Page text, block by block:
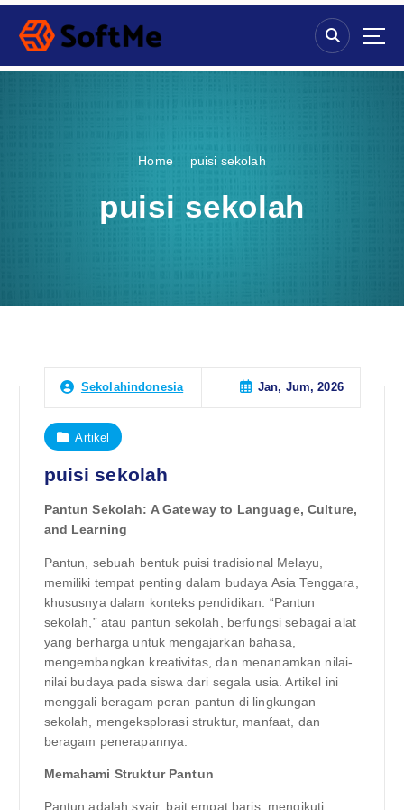
S
p
Home puisi sekolah
puisi sekolah
Sekolahindonesia Jan, Jum, 2026
Artikel
puisi sekolah
Pantun Sekolah: A Gateway to Language, Culture,
and Learning
Pantun, sebuah bentuk puisi tradisional Melayu,
memiliki tempat penting dalam budaya Asia Tenggara,
khususnya dalam konteks pendidikan. “Pantun
sekolah,” atau pantun sekolah, berfungsi sebagai alat
yang berharga untuk mengajarkan bahasa,
mengembangkan kreativitas, dan menanamkan nilai-
nilai budaya pada siswa dari segala usia. Artikel ini
menggali beragam peran pantun di lingkungan
sekolah, mengeksplorasi struktur, manfaat, dan
beragam penerapannya.
Memahami Struktur Pantun
Pantun adalah syair, bait empat baris, mengikuti